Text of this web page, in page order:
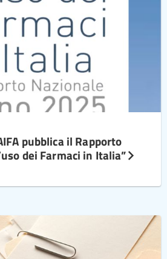
pubblica il Rapporto
dei Farmaci in Italia”